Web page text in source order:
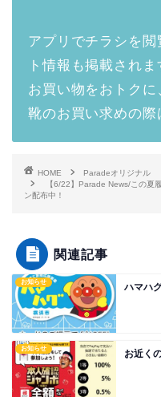
アプリでチラシを
ト情報も掲載されま
お買い物をおトクに
靴のお買い求めの際
HOME
Paradeオリジナル
【6/22】Parade News/この夏
ン配布中！
関連記事
お知らせ ハマハ
お知らせ お近く